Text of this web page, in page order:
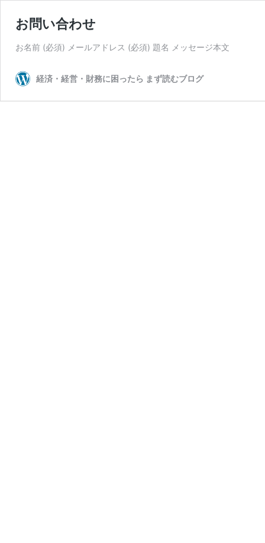
お問い合わせ
お名前 (必須) メールアドレス (必須) 題名 メッセージ
経済・経営・財務に困ったら まず読むブログ